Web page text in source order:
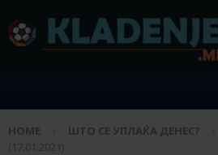
HOME ШТО СЕ УПЛАЌА ДЕНЕС?
(17.01.2021)